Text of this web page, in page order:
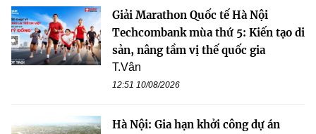
Giải Marathon Quốc tế Hà Nội
Techcombank mùa thứ 5: Kiến tạo di
sản, nâng tầm vị thế quốc gia
T.Vân
12:51 10/08/2026
Hà Nội: Gia hạn khởi công dự án